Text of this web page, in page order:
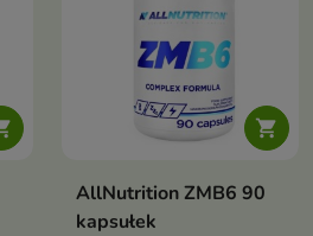

AllNutrition ZMB6 90
kapsułek